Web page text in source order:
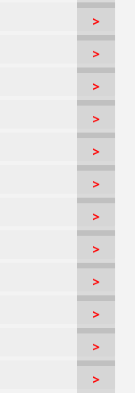
>
>
>
>
>
>
>
>
>
>
>
>